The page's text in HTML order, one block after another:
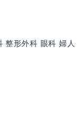
整形外科 眼科 婦人